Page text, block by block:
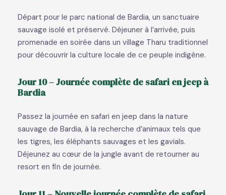
Départ pour le parc national de Bardia, un sanctuaire
sauvage isolé et préservé. Déjeuner à l’arrivée, puis
promenade en soirée dans un village Tharu traditionnel
pour découvrir la culture locale de ce peuple indigène.
Jour 10 – Journée complète de safari en jeep à
Bardia
Passez la journée en safari en jeep dans la nature
sauvage de Bardia, à la recherche d’animaux tels que
les tigres, les éléphants sauvages et les gavials.
Déjeunez au cœur de la jungle avant de retourner au
resort en fin de journée.